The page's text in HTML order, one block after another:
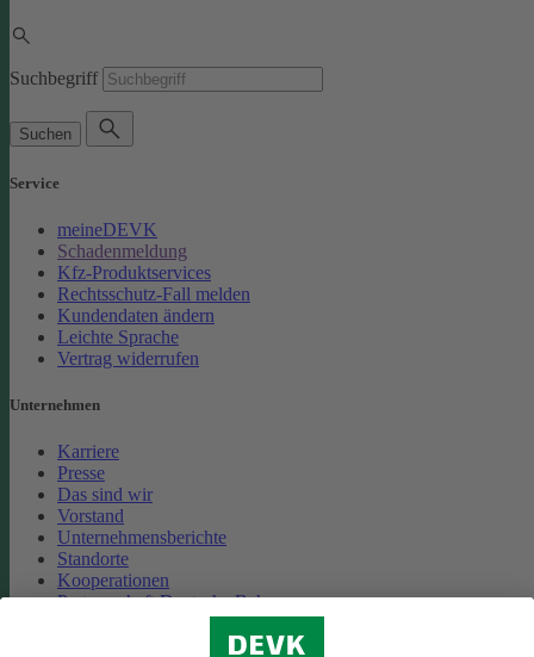
Suchbegriff
Suchen
Service
meineDEVK
Schadenmeldung
Kfz-Produktservices
Rechtsschutz-Fall melden
Kundendaten ändern
Leichte Sprache
Vertrag widerrufen
Unternehmen
Karriere
Presse
Das sind wir
Vorstand
Unternehmensberichte
Standorte
Kooperationen
Partnerschaft Deutsche Bahn